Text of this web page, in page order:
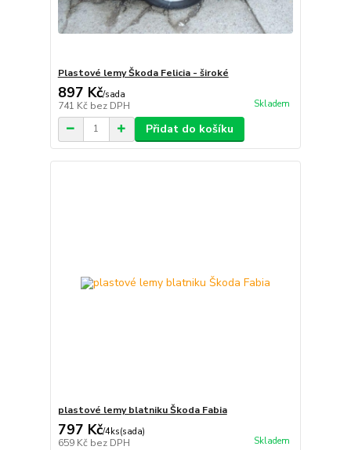
Plastové lemy Škoda Felicia - široké
897 Kč/sada
741 Kč bez DPH Skladem
Přidat do košíku
plastové lemy blatniku Škoda Fabia
797 Kč/4ks(sada)
659 Kč bez DPH Skladem